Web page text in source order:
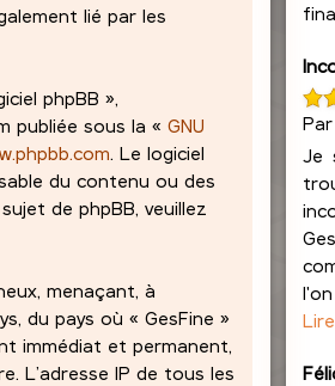
lié par les
phpBB »,
publiée sous la «GNU
. Le logiciel
du contenu ou des
de phpBB, veuillez
menaçant, à
du pays où « GesFine »
immédiat et permanent,
L’adresse IP de tous les
Par
Je